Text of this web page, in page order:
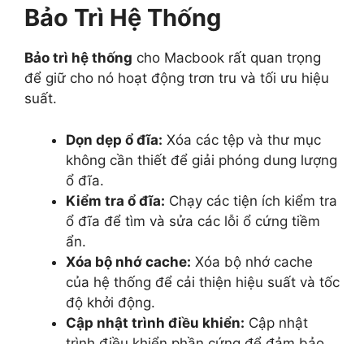
Bảo Trì Hệ Thống
Bảo trì hệ thống cho Macbook rất quan trọng
để giữ cho nó hoạt động trơn tru và tối ưu hiệu
suất.
Dọn dẹp ổ đĩa: Xóa các tệp và thư mục
không cần thiết để giải phóng dung lượng
ổ đĩa.
Kiểm tra ổ đĩa: Chạy các tiện ích kiểm tra
ổ đĩa để tìm và sửa các lỗi ổ cứng tiềm
ẩn.
Xóa bộ nhớ cache: Xóa bộ nhớ cache
của hệ thống để cải thiện hiệu suất và tốc
độ khởi động.
Cập nhật trình điều khiển: Cập nhật